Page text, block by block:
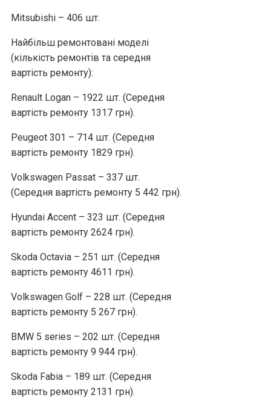
Mitsubishi – 406 шт.
Найбільш ремонтовані моделі
(кількість ремонтів та середня
вартість ремонту):
Renault Logan – 1922 шт. (Середня
вартість ремонту 1317 грн).
Peugeot 301 – 714 шт. (Середня
вартість ремонту 1829 грн).
Volkswagen Passat – 337 шт.
(Середня вартість ремонту 5 442 грн).
Hyundai Accent – 323 шт. (Середня
вартість ремонту 2624 грн).
Skoda Octavia – 251 шт. (Середня
вартість ремонту 4611 грн).
Volkswagen Golf – 228 шт. (Середня
вартість ремонту 5 267 грн).
BMW 5 series – 202 шт. (Середня
вартість ремонту 9 944 грн).
Skoda Fabia – 189 шт. (Середня
вартість ремонту 2131 грн).